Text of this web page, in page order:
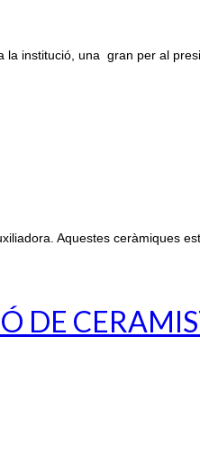
institució, una gran per al
Aquestes ceràmiques
DE